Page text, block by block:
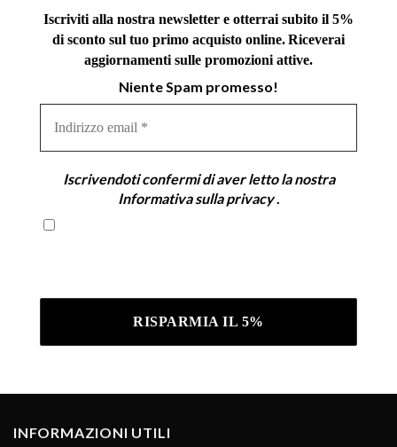
Iscriviti alla nostra newsletter e otterrai subito il 5%
di sconto sul tuo primo acquisto online.Riceverai
aggiornamenti sulle promozioni attive.
Niente Spam promesso!
email
Iscrivendoti confermi di aver letto la nostra
Informativa sulla privacy.
INFORMAZIONI UTILI